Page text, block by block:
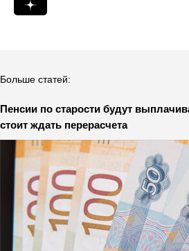
Больше статей:
Пенсии по старости будут
стоит ждать перерасчета